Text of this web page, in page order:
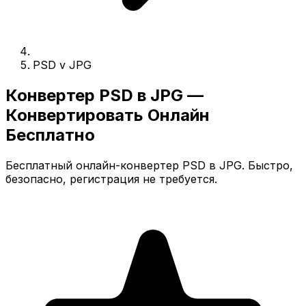
PSD v JPG
Конвертер PSD в JPG —
Конвертировать Онлайн
Бесплатно
Бесплатный онлайн-конвертер PSD в JPG. Быстро,
безопасно, регистрация не требуется.